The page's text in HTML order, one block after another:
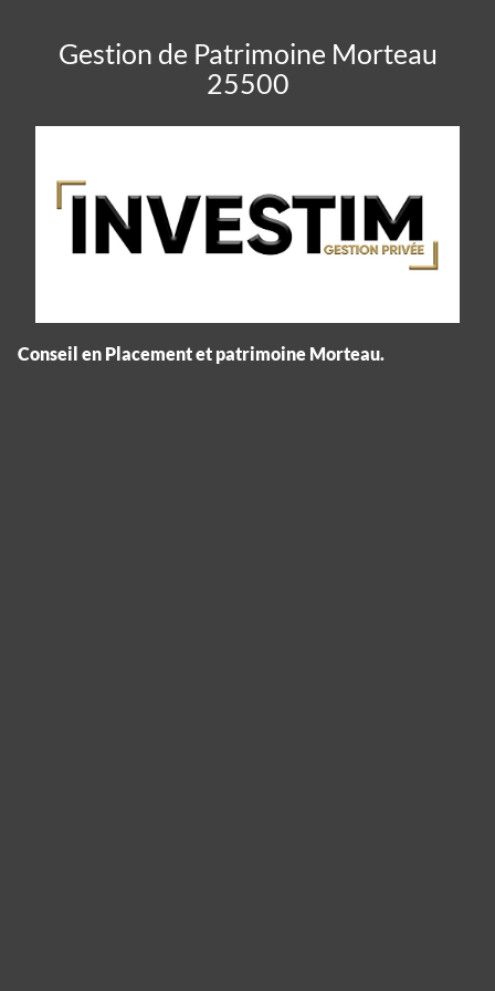
Gestion de Patrimoine Morteau
25500
Conseil en Placement et patrimoine Morteau.